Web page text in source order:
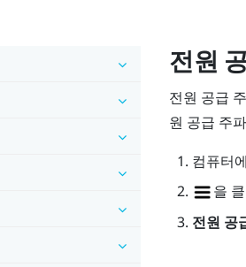
전원
전원 공급
원 공급 주
컴퓨터
을
전원 공